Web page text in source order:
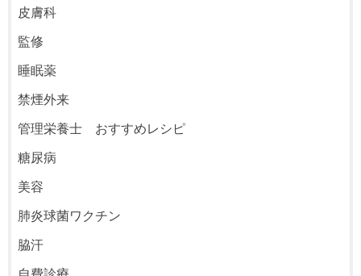
皮膚科
監修
睡眠薬
禁煙外来
管理栄養士 おすすめレシピ
糖尿病
美容
肺炎球菌ワクチン
脇汗